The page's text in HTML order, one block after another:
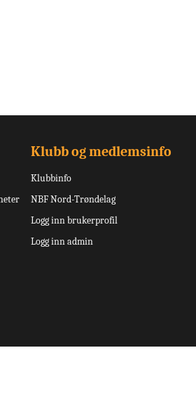
Klubb og medlemsinfo
Klubbinfo
NBF Nord-Trøndelag
Logg inn brukerprofil
Logg inn admin